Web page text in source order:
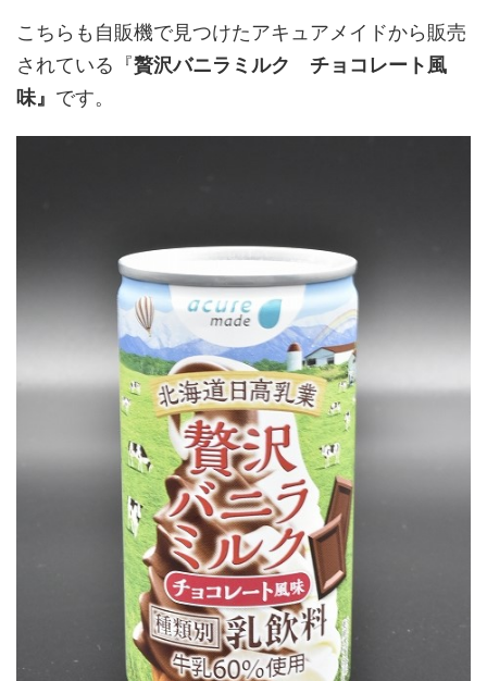
こちらも自販機で見つけたアキュアメイドから販売
されている『贅沢バニラミルク チョコレート風
味』 です。